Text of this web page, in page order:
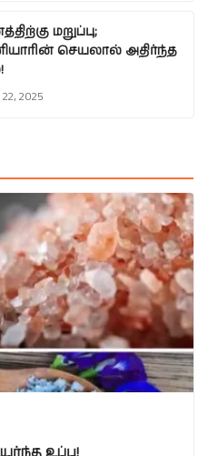
மறுப்பு;
செயலால் அதிர்ந்த
2025